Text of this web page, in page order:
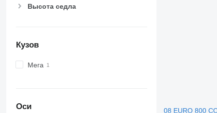
Высота седла
Кузов
Мега
Оси
08 EURO 800